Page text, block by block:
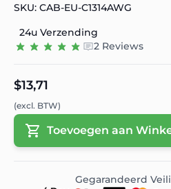
SKU: CAB-EU-C1314AWG
24u Verzending
2 Reviews
$13,71
(excl. BTW)
Toevoegen aan
Gegarandeerd